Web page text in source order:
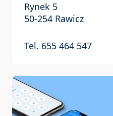
Rynek 5
50-254 Rawicz
Tel. 655 464 547